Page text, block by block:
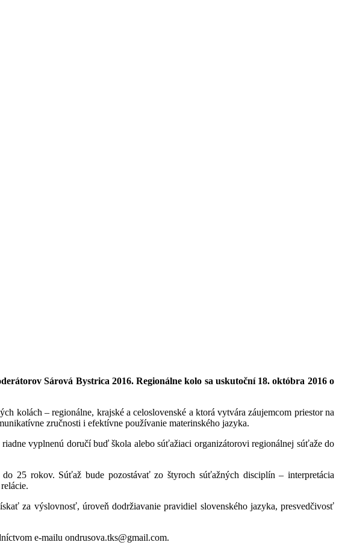
Sárová Bystrica 2016. Regionálne kolo sa uskutoční 18. októbra 2016 o
kolách – regionálne, krajské a celoslovenské a ktorá vytvára záujemcom priestor na
zručnosti i efektívne používanie materinského jazyka.
vyplnenú doručí buď škola alebo súťažiaci organizátorovi regionálnej súťaže do
rokov. Súťaž bude pozostávať zo štyroch súťažných disciplín – interpretácia
za výslovnosť, úroveň dodržiavanie pravidiel slovenského jazyka, presvedčivosť
e-mailu ondrusova.tks@gmail.com.